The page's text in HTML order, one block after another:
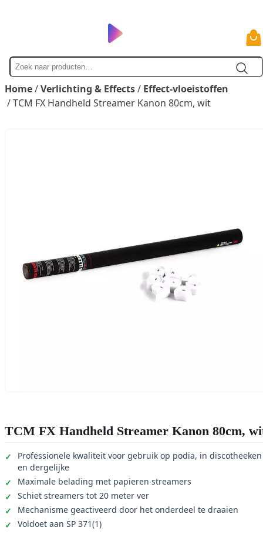
Zoek
naar
Home/Verlichting & Effects/ Effect-vloeistoffen
/ TCM FX Handheld Streamer Kanon 80cm, wit
TCM FX Handheld Streamer Kanon 80cm,
Professionele kwaliteit voor gebruik op podia, in discotheeken
en dergelijke
Maximale belading met papieren streamers
Schiet streamers tot 20 meter ver
Mechanisme geactiveerd door het onderdeel te draaien
Voldoet aan SP 371(1)